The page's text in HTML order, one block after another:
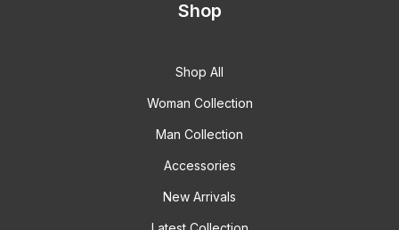
Shop
Shop All
Woman Collection
Man Collection
Accessories
New Arrivals